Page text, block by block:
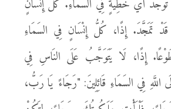
تُوجَدُ أَيُّ خَطِيَّةٍ فِي السَمَاءِ. كُلُّ إِنْسَانٍ
تَمَجَّدَ. إِذًا، كُلُّ إِنْسَانٍ فِي السَمَاءِ
إِذًا، لَا يَتَوَجَّبُ عَلَى النَاسِ فِي
اللَّهِ فِي السَمَاءِ قَائِلِينَ: "رَجَاءً يَا رَبُّ،